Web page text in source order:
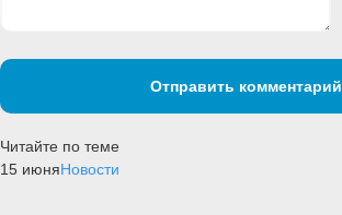
Отправить комментарий
Читайте по теме
15 июняНовости